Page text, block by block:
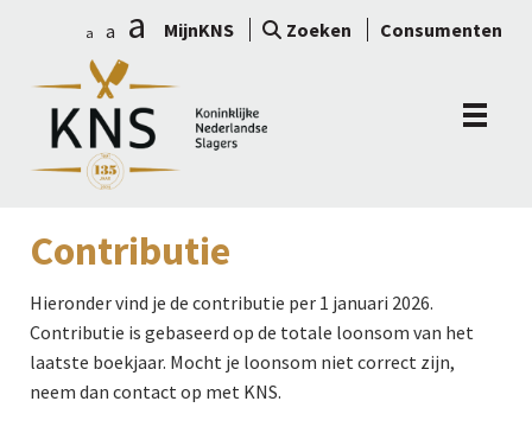
a a a MijnKNS Zoeken Consumenten
Contributie
Hieronder vind je de contributie per 1 januari 2026.
Contributie is gebaseerd op de totale loonsom van het
laatste boekjaar. Mocht je loonsom niet correct zijn,
neem dan contact op met KNS.